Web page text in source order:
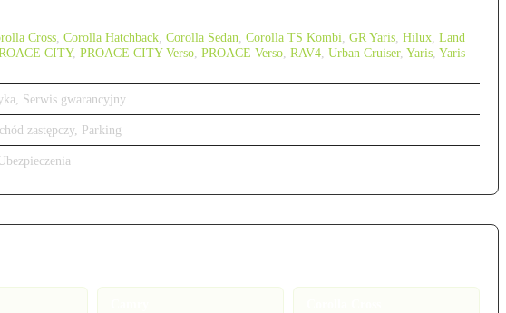
Cross Corolla Hatchback Corolla Sedan Corolla TS Kombi GR Yaris Hilux Land
CITY, PROACE CITY Verso PROACE Verso RAV4 Urban Cruiser, Yaris Yaris
Serwis gwarancyjny
zastępczy, Parking